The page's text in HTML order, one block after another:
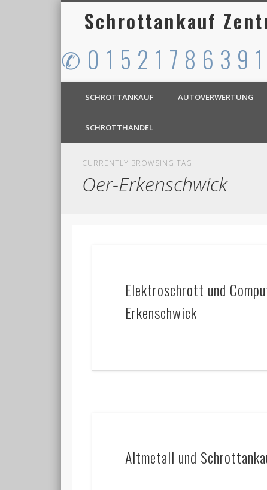
Schrottankauf
✆ 0 1 5 2 1 7 8 6 3 9 1
SCHROTTANKAUF AUTOVERWERTUNG
SCHROTTHANDEL
CURRENTLY BROWSING TAG
Oer-Erkenschwick
Elektroschrott und
Erkenschwick
Altmetall und